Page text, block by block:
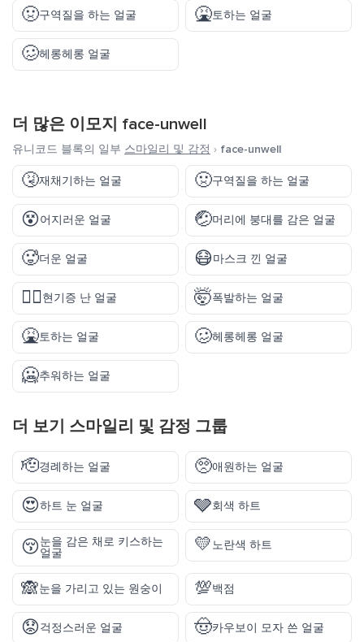
🤢구역질을 하는 얼굴 🤮토하는 얼굴
🥴헤롱헤롱 얼굴
더 많은 이모지 face-unwell
유니코드 블록의 일부 스마일리 및 감정 › face-unwell
🤧재채기하는 얼굴 🤢구역질을 하는 얼굴
😵어지러운 얼굴 🤕머리에 붕대를 감은 얼굴
🥵더운 얼굴 😷마스크 낀 얼굴
😵‍💫현기증 난 얼굴 🤯폭발하는 얼굴
🤮토하는 얼굴 🥴헤롱헤롱 얼굴
🥶추워하는 얼굴
더 보기 스마일리 및 감정 그룹
🫡경례하는 얼굴 🥺애원하는 얼굴
😍하트 눈 얼굴 🩶회색 하트
😚눈을 감은 채로 키스하는
얼굴
💛노란색 하트
🙈눈을 가리고 있는 원숭이 💯백점
😟걱정스러운 얼굴 🤠카우보이 모자 쓴 얼굴